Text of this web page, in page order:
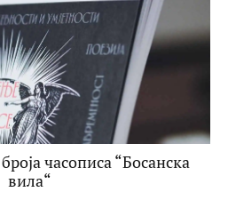
часописа “Босанска
вила“